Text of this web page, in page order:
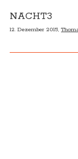
NACHT3
12. Dezember 2015,